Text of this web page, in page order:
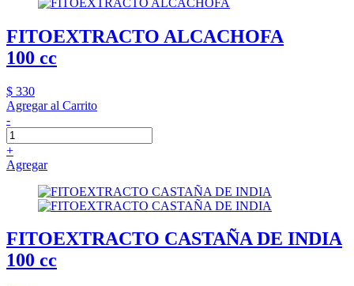
FITOEXTRACTO ALCACHOFA
100 cc
$ 330
Agregar al Carrito
-
+
Agregar
FITOEXTRACTO CASTAÑA DE INDIA
100 cc